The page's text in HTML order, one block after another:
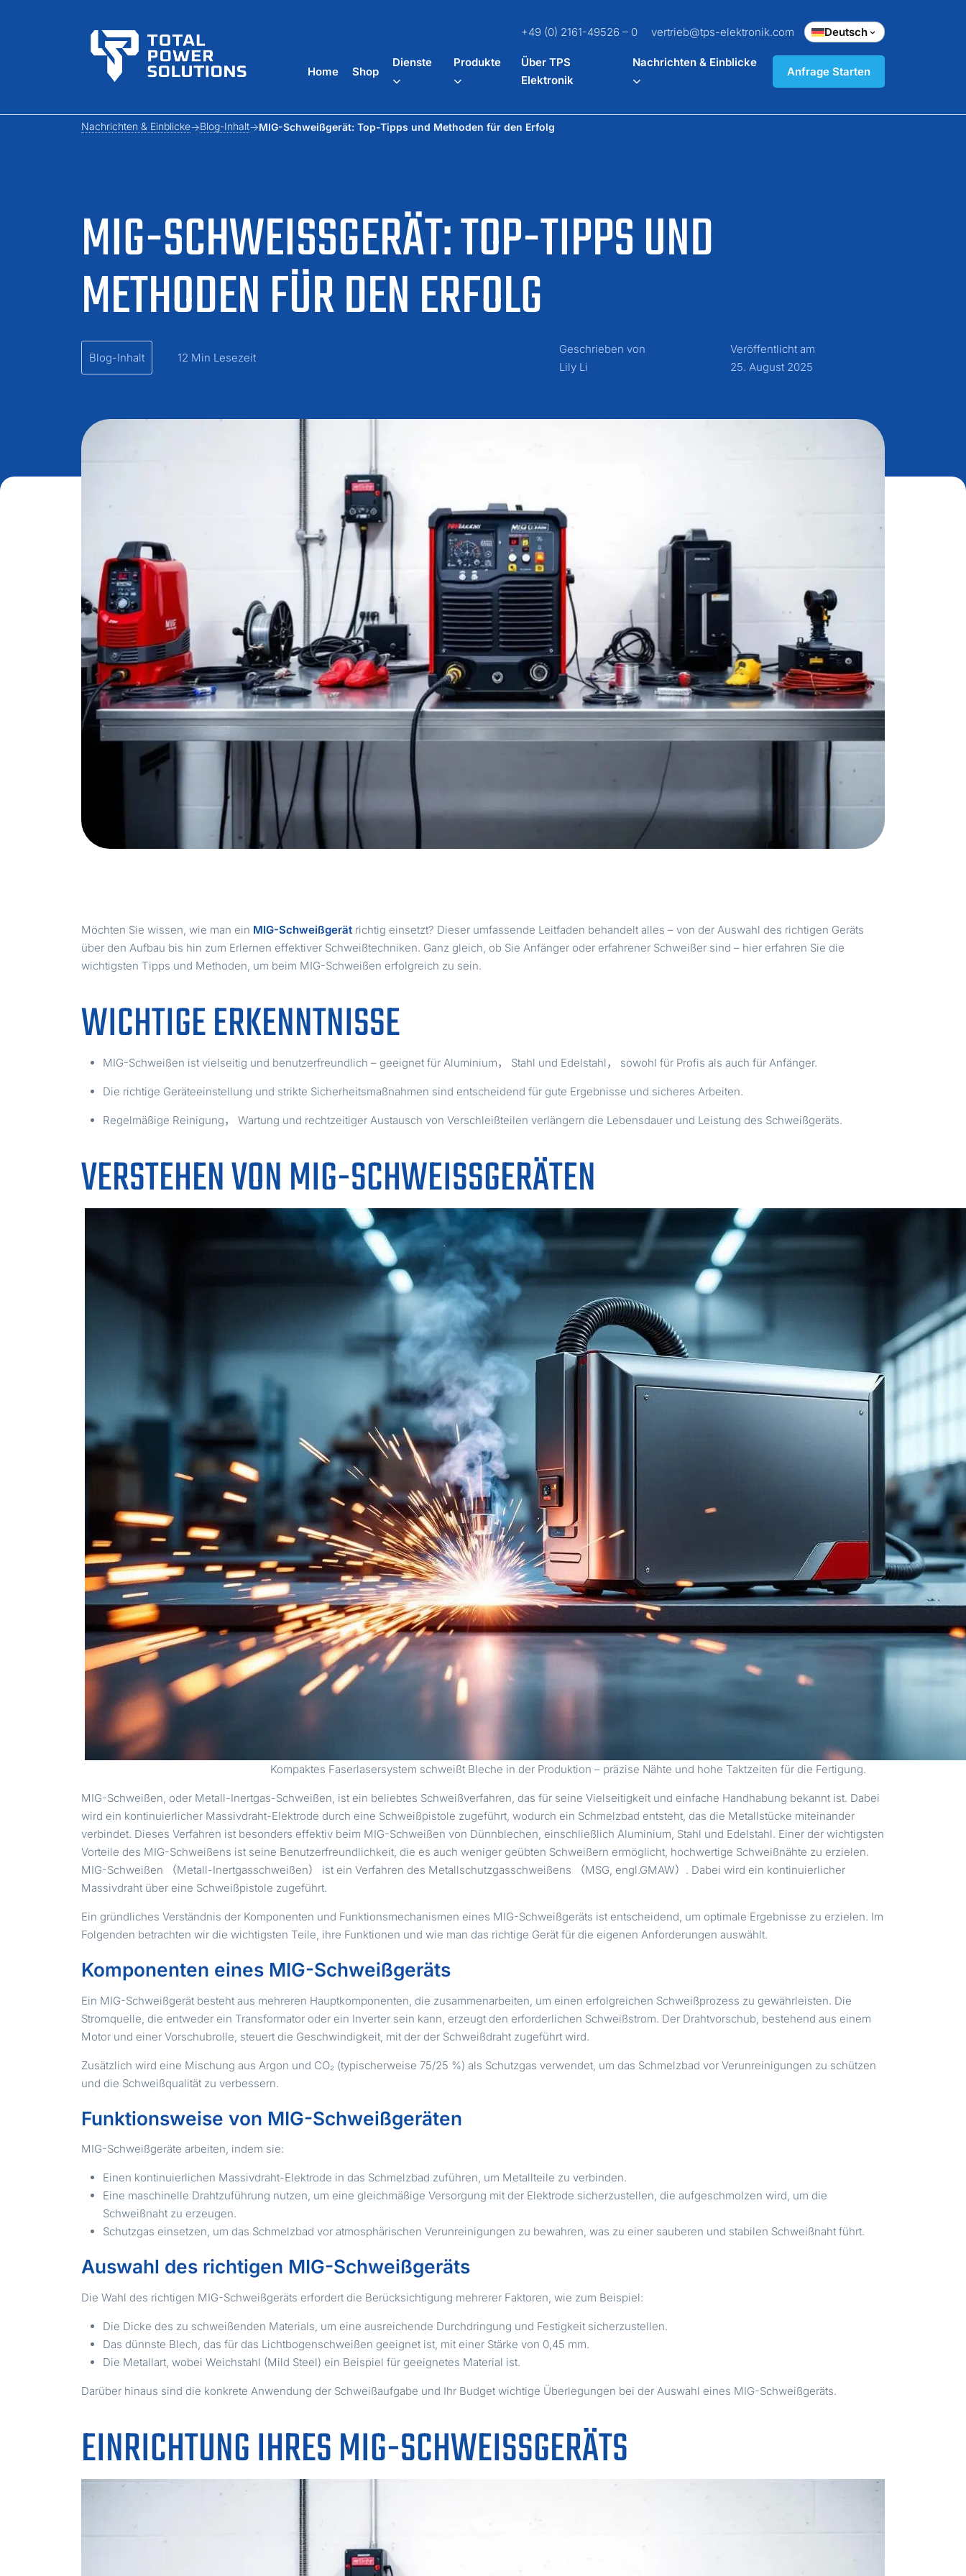
+49 (0) 2161-49526 – 0 vertrieb@tps-elektronik.com Deutsch
Home Shop
Dienste Produkte
Über TPS
Elektronik
Nachrichten & Einblicke
Anfrage Starten
MIG-SCHWEISSGERÄT: TOP-TIPPS UND M
ETHODEN FÜR DEN ERFOLG
Nachrichten & Einblicke Blog-Inhalt MIG-Schweißgerät: Top-Tipps und Methoden für den Erfolg
Blog-Inhalt 12 Min Lesezeit
Geschrieben von
Lily Li
Veröffentlicht am
25. August 2025
Möchten Sie wissen, wie man ein MIG-Schweißgerät richtig einsetzt? Dieser umfassende Leitfaden behandelt alles – von der Auswahl des richtigen Geräts
über den Aufbau bis hin zum Erlernen effektiver Schweißtechniken. Ganz gleich, ob Sie Anfänger oder erfahrener Schweißer sind – hier erfahren Sie die
wichtigsten Tipps und Methoden, um beim MIG-Schweißen erfolgreich zu sein.
WICHTIGE ERKENNTNISSE
MIG-Schweißen ist vielseitig und benutzerfreundlich – geeignet für Aluminium， Stahl und Edelstahl， sowohl für Profis als auch für Anfänger.
Die richtige Geräteeinstellung und strikte Sicherheitsmaßnahmen sind entscheidend für gute Ergebnisse und sicheres Arbeiten.
Regelmäßige Reinigung， Wartung und rechtzeitiger Austausch von Verschleißteilen verlängern die Lebensdauer und Leistung des Schweißgeräts.
VERSTEHEN VON MIG-SCHWEISSGERÄTEN
Kompaktes Faserlasersystem schweißt Bleche in der Produktion – präzise Nähte und hohe Taktzeiten für die Fertigung.
MIG-Schweißen, oder Metall-Inertgas-Schweißen, ist ein beliebtes Schweißverfahren, das für seine Vielseitigkeit und einfache Handhabung bekannt ist. Dabei
wird ein kontinuierlicher Massivdraht-Elektrode durch eine Schweißpistole zugeführt, wodurch ein Schmelzbad entsteht, das die Metallstücke miteinander
verbindet. Dieses Verfahren ist besonders effektiv beim MIG-Schweißen von Dünnblechen, einschließlich Aluminium, Stahl und Edelstahl. Einer der wichtigsten
Vorteile des MIG-Schweißens ist seine Benutzerfreundlichkeit, die es auch weniger geübten Schweißern ermöglicht, hochwertige Schweißnähte zu erzielen.
MIG-Schweißen （Metall-Inertgasschweißen） ist ein Verfahren des Metallschutzgasschweißens （MSG, engl.GMAW）. Dabei wird ein kontinuierlicher
Massivdraht über eine Schweißpistole zugeführt.
Ein gründliches Verständnis der Komponenten und Funktionsmechanismen eines MIG-Schweißgeräts ist entscheidend, um optimale Ergebnisse zu erzielen. Im
Folgenden betrachten wir die wichtigsten Teile, ihre Funktionen und wie man das richtige Gerät für die eigenen Anforderungen auswählt.
Komponenten eines MIG-Schweißgeräts
Ein MIG-Schweißgerät besteht aus mehreren Hauptkomponenten, die zusammenarbeiten, um einen erfolgreichen Schweißprozess zu gewährleisten. Die
Stromquelle, die entweder ein Transformator oder ein Inverter sein kann, erzeugt den erforderlichen Schweißstrom. Der Drahtvorschub, bestehend aus einem
Motor und einer Vorschubrolle, steuert die Geschwindigkeit, mit der der Schweißdraht zugeführt wird.
Zusätzlich wird eine Mischung aus Argon und CO₂ (typischerweise 75/25 %) als Schutzgas verwendet, um das Schmelzbad vor Verunreinigungen zu schützen
und die Schweißqualität zu verbessern.
Funktionsweise von MIG-Schweißgeräten
MIG-Schweißgeräte arbeiten, indem sie:
Einen kontinuierlichen Massivdraht-Elektrode in das Schmelzbad zuführen, um Metallteile zu verbinden.
Eine maschinelle Drahtzuführung nutzen, um eine gleichmäßige Versorgung mit der Elektrode sicherzustellen, die aufgeschmolzen wird, um die
Schweißnaht zu erzeugen.
Schutzgas einsetzen, um das Schmelzbad vor atmosphärischen Verunreinigungen zu bewahren, was zu einer sauberen und stabilen Schweißnaht führt.
Auswahl des richtigen MIG-Schweißgeräts
Die Wahl des richtigen MIG-Schweißgeräts erfordert die Berücksichtigung mehrerer Faktoren, wie zum Beispiel:
Die Dicke des zu schweißenden Materials, um eine ausreichende Durchdringung und Festigkeit sicherzustellen.
Das dünnste Blech, das für das Lichtbogenschweißen geeignet ist, mit einer Stärke von 0,45 mm.
Die Metallart, wobei Weichstahl (Mild Steel) ein Beispiel für geeignetes Material ist.
Darüber hinaus sind die konkrete Anwendung der Schweißaufgabe und Ihr Budget wichtige Überlegungen bei der Auswahl eines MIG-Schweißgeräts.
EINRICHTUNG IHRES MIG-SCHWEISSGERÄTS